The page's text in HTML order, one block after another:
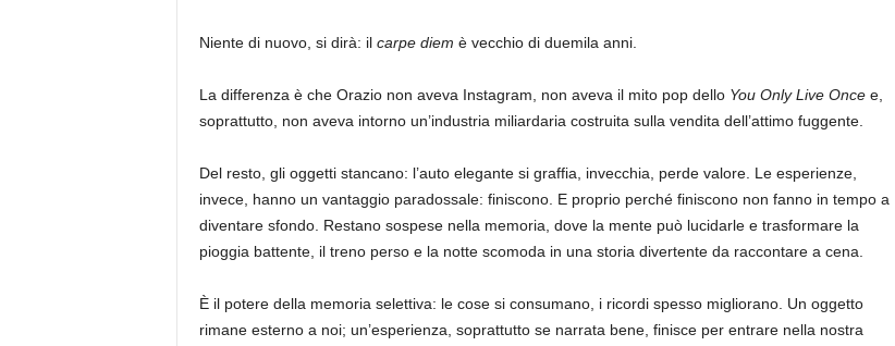
Niente di nuovo, si dirà: il carpe diem è vecchio di duemila anni.
La differenza è che Orazio non aveva Instagram, non aveva il mito pop dello You Only Live Oncee,
soprattutto, non aveva intorno un’industria miliardaria costruita sulla vendita dell’attimo fuggente.
Del resto, gli oggetti stancano: l’auto elegante si graffia, invecchia, perde valore. Le esperienze,
invece, hanno un vantaggio paradossale: finiscono. E proprio perché finiscono non fanno in tempo a
diventare sfondo. Restano sospese nella memoria, dove la mente può lucidarle e trasformare la
pioggia battente, il treno perso e la notte scomoda in una storia divertente da raccontare a cena.
È il potere della memoria selettiva: le cose si consumano, i ricordi spesso migliorano. Un oggetto
rimane esterno a noi; un’esperienza, soprattutto se narrata bene, finisce per entrare nella nostra